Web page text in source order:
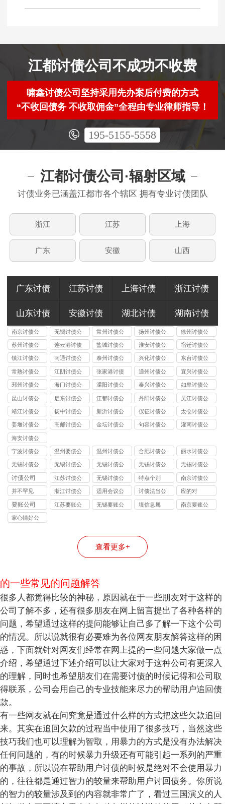
江都讨债公司不成功不收费
啸鑫讨债公司坚持采用先办案后付费的方式
“不收回债务 不收取佣金”全程由专业律师指导！
195-5155-5558
江都讨债公司·辐射区域
讨债业务已涵盖江都市各个辖区 拥有专业讨债团队
浙江 江苏 上海
广东 安徽 山西
广东讨债 江苏讨债 上海讨债 浙江讨债
山东讨债 安徽讨债 湖北讨债 湖南讨债
南京讨债公
司
无锡讨债公
司
常州讨债公
司
扬州讨债公
司
徐州讨债公
司
苏州讨债公
司
连云港讨债
公司
盐城讨债公
司
淮安讨债公
司
宿迁讨债公
司
镇江讨债公
司
南通讨债公
司
泰州讨债公
司
兴化讨债公
司
东台讨债公
司
常熟讨债公
司
江阴讨债公
司
张家港讨债
公司
通州讨债公
司
宜兴讨债公
司
邳州讨债公
司
海门讨债公
司
溧阳讨债公
司
泰兴讨债公
司
如皋讨债公
司
昆山讨债公
司
启东讨债公
司
江都讨债公
司
丹阳讨债公
司
吴江讨债公
司
靖江讨债公
司
扬中讨债公
司
新沂讨债公
司
仪征讨债公
司
太仓讨债公
司
姜堰讨债公
司
高邮讨债公
金坛讨债公
句容讨债公
灌南讨债公
海安讨债公
司
宁波讨债公
司
温州要债公
司
温州讨债公
司
合肥讨债公
司
丽水讨债公
司
无锡讨债公
司的法律风
险提示：债
权人需警惕
的连带责任
无锡讨债公
司能处理的
债务类型：
个人债、企
业债、特殊
无锡讨债公
司收费标准
揭秘：
10%-40% 抽
成背后的逻
无锡讨债公
司应对恶意
逃债的 3 种
合法手段详
解
无锡讨债公
司与律师事
务所的区
别：债务追
讨该选哪类
讨债公司
江苏讨债公
司
无锡讨债公
司
特点个别
南京讨债公
司
并不罕见
浙江讨债公
司
适用会议公
司
讨债法当公
司
应的对
要账公司
江苏要账公
无锡要账公
境信息属
南京要账公
家心情好公
查看更多+
的一些常见的问题解答
很多人都觉得比较的神秘，原因就在于一些朋友对于这样的
公司了解不多，还有很多朋友在网上留言提出了各种各样的
问题，希望通过这样的提问能够让自己多了解一下这个公司
的情况。所以说就很有必要难为各位网友朋友解答这样的困
惑，下面就针对网友们经常在网上提的一些问题大家做一点
介绍，希望通过下述介绍可以让大家对于这种公司有更深入
的理解，同时也希望朋友们在需要讨债的时候记得和公司取
得联系，公司会用自己的专业技能来尽力的帮助用户追回债
款。
有一些网友就在问究竟是通过什么样的方式把这些欠款追回
来。其实在追回欠款的过程当中使用了很多技巧，当然这些
技巧我们也可以理解为智取，用暴力的方式是没有办法解决
任何问题的，有的时候暴力升级还有可能引起一系列的严重
的事故，所以说在帮助用户讨债的时候是绝对不会使用暴力
的，往往都是通过智力的较量来帮助用户讨回债务。你所说
的智力的较量涉及到的内容就非常广了，看过三国演义的人